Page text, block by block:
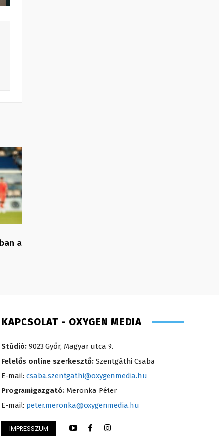
a
KAPCSOLAT - OXYGEN MEDIA
Stúdió: 9023 Győr, Magyar utca 9.
Felelős online szerkesztő: Szentgáthi Csaba
E-mail: csaba.szentgathi@oxygenmedia.hu
Programigazgató: Meronka Péter
E-mail: peter.meronka@oxygenmedia.hu
IMPRESSZUM